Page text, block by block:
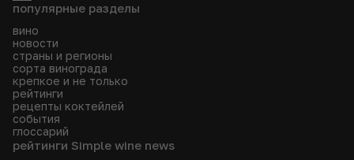
популярные разделы
вино
новости
страны и регионы
сорта винограда
крепкое и не только
рейтинги
рецепты коктейлей
события
глоссарий
рейтинги Simple wine news